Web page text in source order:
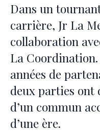
Dans un
carrière, Jr La
collaboration
La
années de
deux parties ont
d’un commun
d’une ère.